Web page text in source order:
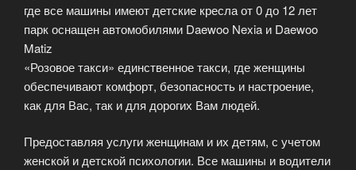
где все машины имеют детские кресла от 0 до 12 лет
парк оснащен автомобилями Daewoo Nexia и Daewoo
Matiz
«Розовое такси» единственное такси, где женщины
обеспечивают комфорт, безопасность и настроение,
как для Вас, так и для дорогих Вам людей.
Предоставляя услуги женщинам и их детям, с учетом
женской и детской психологии. Все машины и водители